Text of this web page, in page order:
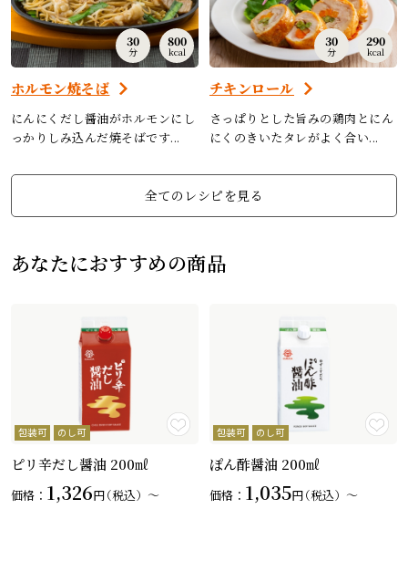
30
分
800
kcal
ホルモン焼そば
にんにくだし醤油がホルモンにし
っかりしみ込んだ焼そばです...
30
分
290
kcal
チキンロール
さっぱりとした旨みの鶏肉とにん
にくのきいたタレがよく合い...
全てのレシピを見る
あなたにおすすめの商品
包装可 のし可
ピリ辛だし醤油 200㎖
価格： 1,326円（税込）〜
包装可 のし可
ぽん酢醤油 200㎖
価格： 1,035円（税込）〜